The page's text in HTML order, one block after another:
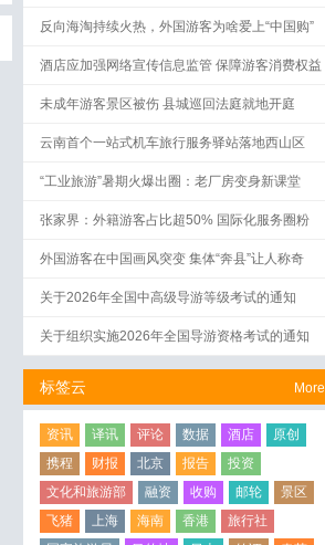
反向海淘持续火热，外国游客为啥爱上“中国购”
酒店应加强网络宣传信息监管 保障游客消费权益
未成年游客景区被伤 县城巡回法庭就地开庭
云南首个一站式机车旅行服务驿站落地西山区
“工业旅游”暑期火爆出圈：老厂房变身新课堂
张家界：外籍游客占比超50% 国际化服务圈粉
外国游客在中国画风突变 集体“奔县”让人称奇
关于2026年全国中高级导游等级考试的通知
关于组织实施2026年全国导游资格考试的通知
More
标签云
资讯 译讯 评论 数据 酒店
原创
携程
财报 北京 报告
投资
文化和旅游部
融资 收购 邮轮
景区
飞猪
上海 海南 香港
旅行社